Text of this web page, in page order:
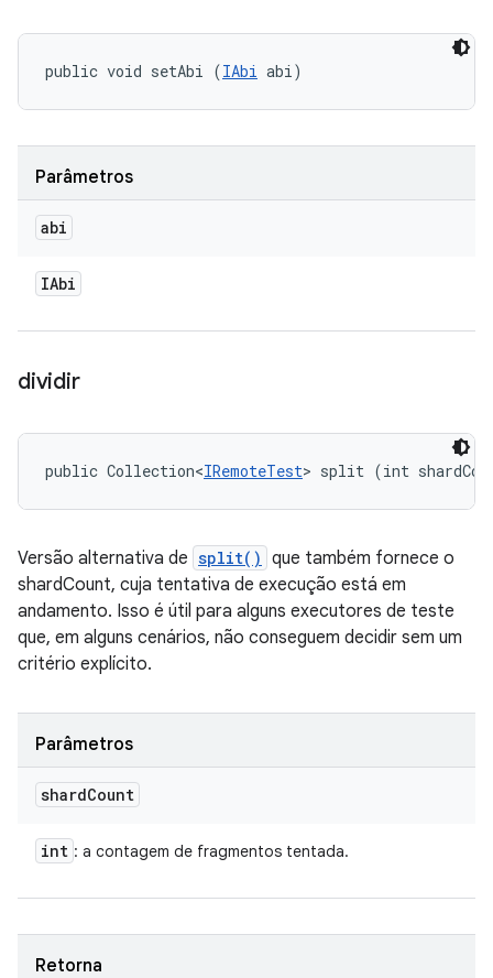
public void setAbi (IAbi abi)
Parâmetros
abi
IAbi
dividir
public Collection<IRemoteTest> split (int
Versão alternativa de split() que também fornece o
shardCount, cuja tentativa de execução está em
andamento. Isso é útil para alguns executores de teste
que, em alguns cenários, não conseguem decidir sem um
critério explícito.
Parâmetros
shardCount
int : a contagem de fragmentos tentada.
Retorna